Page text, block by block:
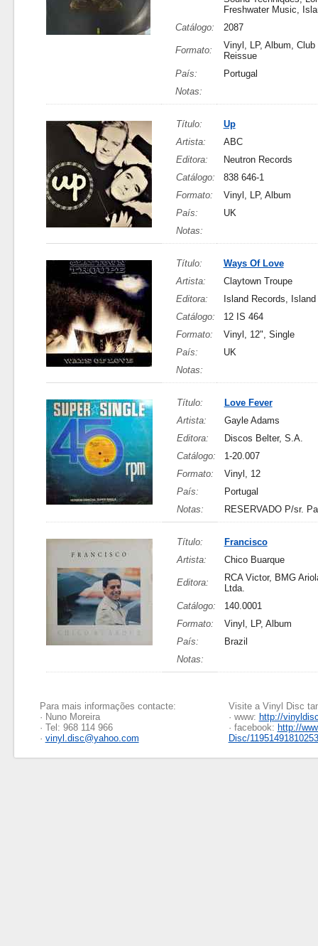
Freshwater Music,
Catálogo:
2087
Formato:
Vinyl, LP, Album, Club
Reissue
País:
Portugal
Notas:
Título:
Up
Artista:
ABC
Editora:
Neutron Records
Catálogo:
838 646-1
Formato:
Vinyl, LP, Album
País:
UK
Notas:
Título:
Ways Of Love
Artista:
Claytown Troupe
Editora:
Island Records,
Catálogo:
12 IS 464
Formato:
Vinyl, 12", Single
País:
UK
Notas:
Título:
Love Fever
Artista:
Gayle Adams
Editora:
Discos Belter, S.A.
Catálogo:
1-20.007
Formato:
Vinyl, 12
País:
Portugal
Notas:
RESERVADO P/sr.
Título:
Francisco
Artista:
Chico Buarque
Editora:
RCA Victor, BMG
Ltda.
Catálogo:
140.0001
Formato:
Vinyl, LP, Album
País:
Brazil
Notas:
Para mais informações contacte:
· Nuno Moreira
· Tel: 968 114 966
· vinyl.disc@yahoo.com
Visite a Vinyl Disc
· www: http://
· facebook: http://
Disc/